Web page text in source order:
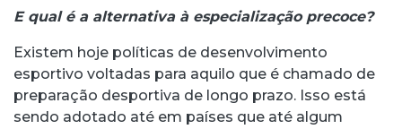
E qual é a alternativa à especialização precoce?
Existem hoje políticas de desenvolvimento
esportivo voltadas para aquilo que é chamado de
preparação desportiva de longo prazo. Isso está
sendo adotado até em países que até algum